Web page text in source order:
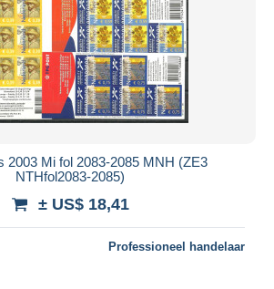
2003 Mi fol 2083-2085 MNH (ZE3
NTHfol2083-2085)
± US$ 18,41
Professioneel handelaar